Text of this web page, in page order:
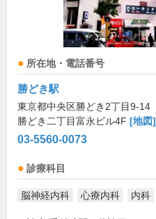
所在地・電話番号
勝どき駅
東京都中央区勝どき2丁目9-14
勝どき二丁目富永ビル4F [地図]
03-5560-0073
診療科目
脳神経内科 心療内科 内科